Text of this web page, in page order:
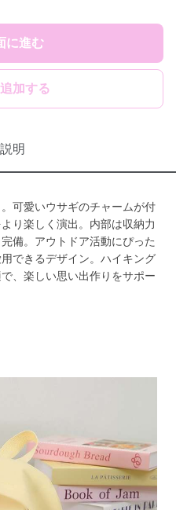
に進む
加する
明
可愛いウサギのチャームが付
り楽しく演出。内部は収納力
備。アウトドア活動にぴった
できるデザイン。ハイキング
、楽しい思い出作りをサポー